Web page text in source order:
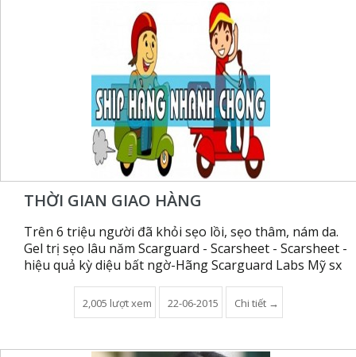
THỜI GIAN GIAO HÀNG
Trên 6 triệu người đã khỏi sẹo lồi, sẹo thâm, nám da.
Gel trị sẹo lâu năm Scarguard - Scarsheet - Scarsheet -
hiệu quả kỳ diệu bất ngờ-Hãng Scarguard Labs Mỹ sx
2,005 lượt xem 22-06-2015 Chi tiết →